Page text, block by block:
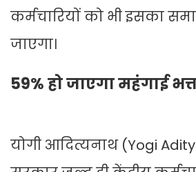
कर्मचारियों को भी इसका
जाएगा।
59% हो जाएगा महंगाई
योगी आदित्यनाथ (Yogi